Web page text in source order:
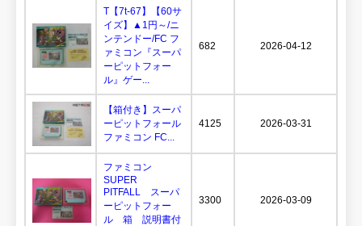
T【7t-67】【60サ
イズ】▲1円～/ニ
ンテンドー/FC フ
ァミコン『スーパ
ーピットフォー
ル』ゲー...
682 2026-04-12
【箱付き】スーパ
ーピットフォール
ファミコン FC...
4125 2026-03-31
ファミコン
SUPER
PITFALL スーパ
ーピットフォー
ル 箱 説明書付
3300 2026-03-09